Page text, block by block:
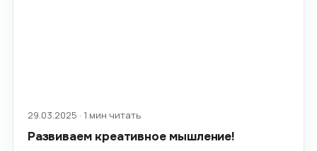
29.03.2025 · 1 мин читать
Развиваем креативное мышление!